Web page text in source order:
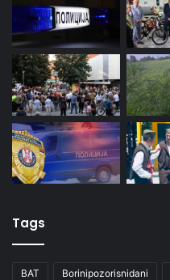
Tags
BAT Borinipozorisnidani